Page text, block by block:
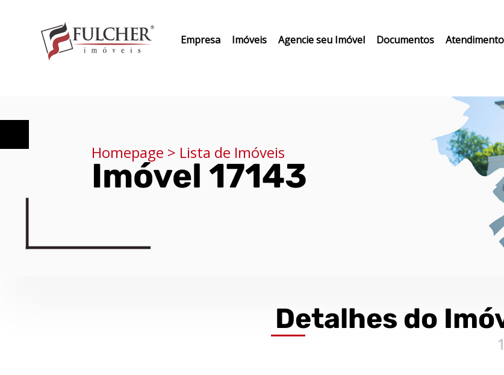
Empresa Imóveis Agencie seu Imóvel Documentos Atendimento
Homepage > Lista de Imóveis
Imóvel 17143
Detalhes do